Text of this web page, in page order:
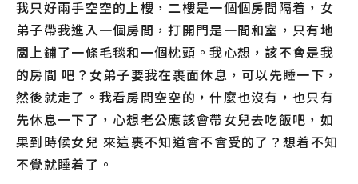
我只好兩手空空的上樓，二樓是一個個房間隔着，女
弟子帶我進入一個房間，打開門是一間和室，只有地
闆上鋪了一條毛毯和一個枕頭。我心想，該不會是我
的房間 吧？女弟子要我在裹面休息，可以先睡一下，
然後就走了。我看房間空空的，什麼也沒有，也只有
先休息一下了，心想老公應該會帶女兒去吃飯吧，如
果到時候女兒 來這裹不知道會不會受的了？想着不知
不覺就睡着了。